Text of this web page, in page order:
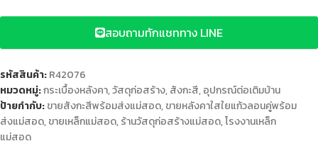
สอบถามทักแชททาง LINE
รหัสสินค้า:R42076
หมวดหมู่:กระเบื้องหลังคา,วัสดุก่อสร้าง,สังกะสี,อุปกรณ์ต่อเติมบ้าน
ป้ายกำกับ:ขายสังกะสีพร้อมส่งแม่สอด,ขายหลังคาใสใยแก้วลอนคู่พร้อม
ส่งแม่สอด,ขายเหล็กแม่สอด,ร้านวัสดุก่อสร้างแม่สอด,โรงงานเหล็ก
แม่สอด